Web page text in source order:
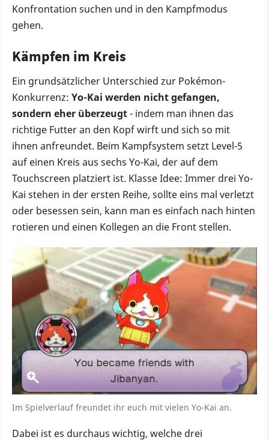
Konfrontation suchen und in den Kampfmodus
gehen.
Kämpfen im Kreis
Ein grundsätzlicher Unterschied zur Pokémon-
Konkurrenz: Yo-Kai werden nicht gefangen,
sondern eher überzeugt- indem man ihnen das
richtige Futter an den Kopf wirft und sich so mit
ihnen anfreundet. Beim Kampfsystem setzt Level-5
auf einen Kreis aus sechs Yo-Kai, der auf dem
Touchscreen platziert ist. Klasse Idee: Immer drei Yo-
Kai stehen in der ersten Reihe, sollte eins mal verletzt
oder besessen sein, kann man es einfach nach hinten
rotieren und einen Kollegen an die Front stellen.
Im Spielverlauf freundet ihr euch mit vielen Yo-Kai an.
Dabei ist es durchaus wichtig, welche drei